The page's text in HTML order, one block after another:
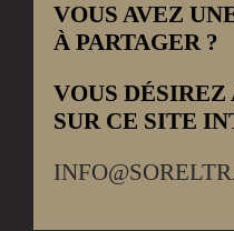
VOUS AVEZ
À PARTAGER ?
VOUS DÉSIREZ
SUR CE SITE